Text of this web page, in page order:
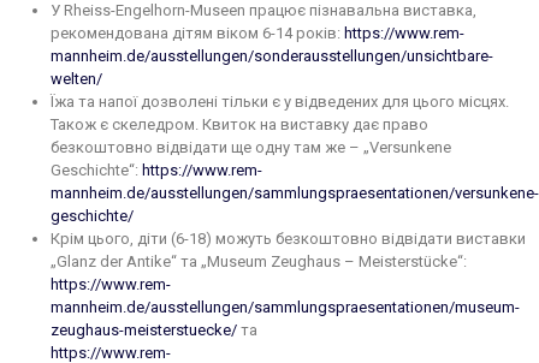
У Rheiss-Engelhorn-Museen працює пізнавальна виставка,
рекомендована дітям віком 6-14 років: https://www.rem-
mannheim.de/ausstellungen/sonderausstellungen/unsichtbare-
welten/
Їжа та напої дозволені тільки є у відведених для цього місцях.
Також є скеледром. Квиток на виставку дає право
безкоштовно відвідати ще одну там же – „Versunkene
Geschichte“: https://www.rem-
mannheim.de/ausstellungen/sammlungspraesentationen/versunkene-
geschichte/
Крім цього, діти (6-18) можуть безкоштовно відвідати виставки
„Glanz der Antike“ та „Museum Zeughaus – Meisterstücke“:
https://www.rem-
mannheim.de/ausstellungen/sammlungspraesentationen/museum-
zeughaus-meisterstuecke/ та
https://www.rem-